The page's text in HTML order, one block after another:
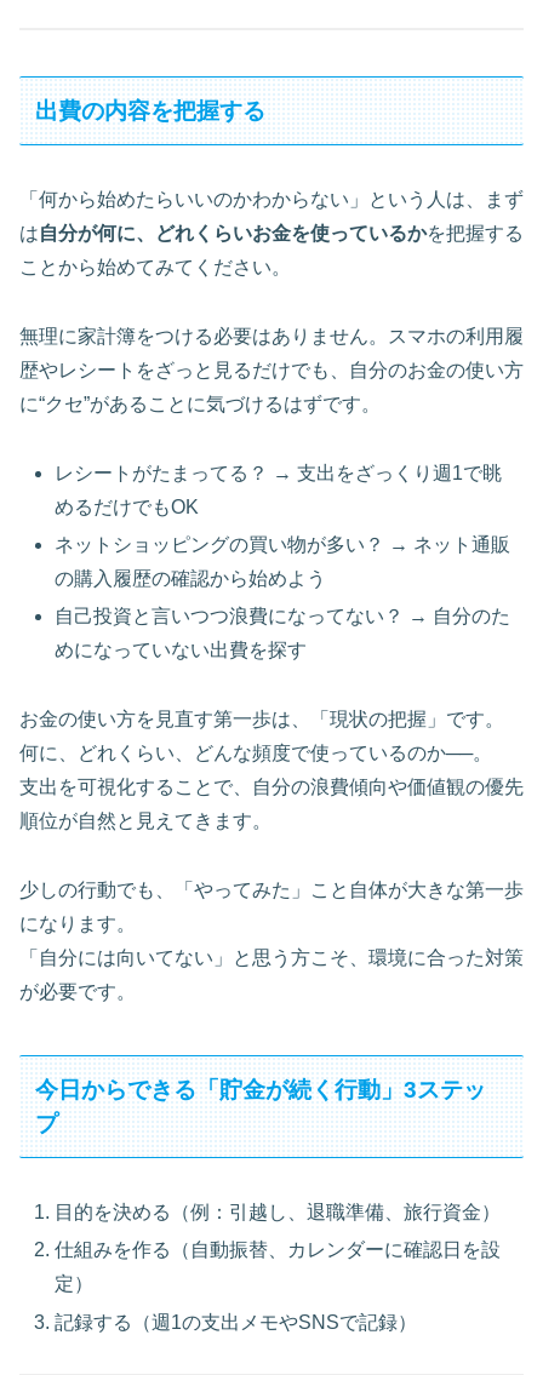
出費の内容を把握する
「何から始めたらいいのかわからない」という人は、まず
は自分が何に、どれくらいお金を使っているかを把握する
ことから始めてみてください。
無理に家計簿をつける必要はありません。スマホの利用履
歴やレシートをざっと見るだけでも、自分のお金の使い方
に“クセ”があることに気づけるはずです。
レシートがたまってる？ → 支出をざっくり週1で眺
めるだけでもOK
ネットショッピングの買い物が多い？ → ネット通販
の購入履歴の確認から始めよう
自己投資と言いつつ浪費になってない？ → 自分のた
めになっていない出費を探す
お金の使い方を見直す第一歩は、「現状の把握」です。
何に、どれくらい、どんな頻度で使っているのか──。
支出を可視化することで、自分の浪費傾向や価値観の優先
順位が自然と見えてきます。
少しの行動でも、「やってみた」こと自体が大きな第一歩
になります。
「自分には向いてない」と思う方こそ、環境に合った対策
が必要です。
今日からできる「貯金が続く行動」3ステッ
プ
目的を決める（例：引越し、退職準備、旅行資金）
仕組みを作る（自動振替、カレンダーに確認日を設
定）
記録する（週1の支出メモやSNSで記録）